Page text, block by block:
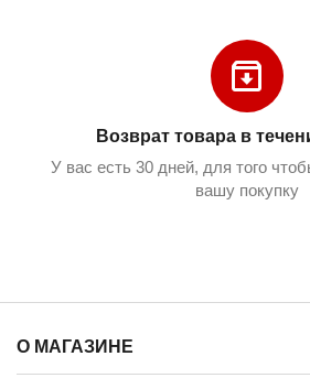
Возврат товара в
У вас есть 30 дней, для того
вашу покупку
О МАГАЗИНЕ